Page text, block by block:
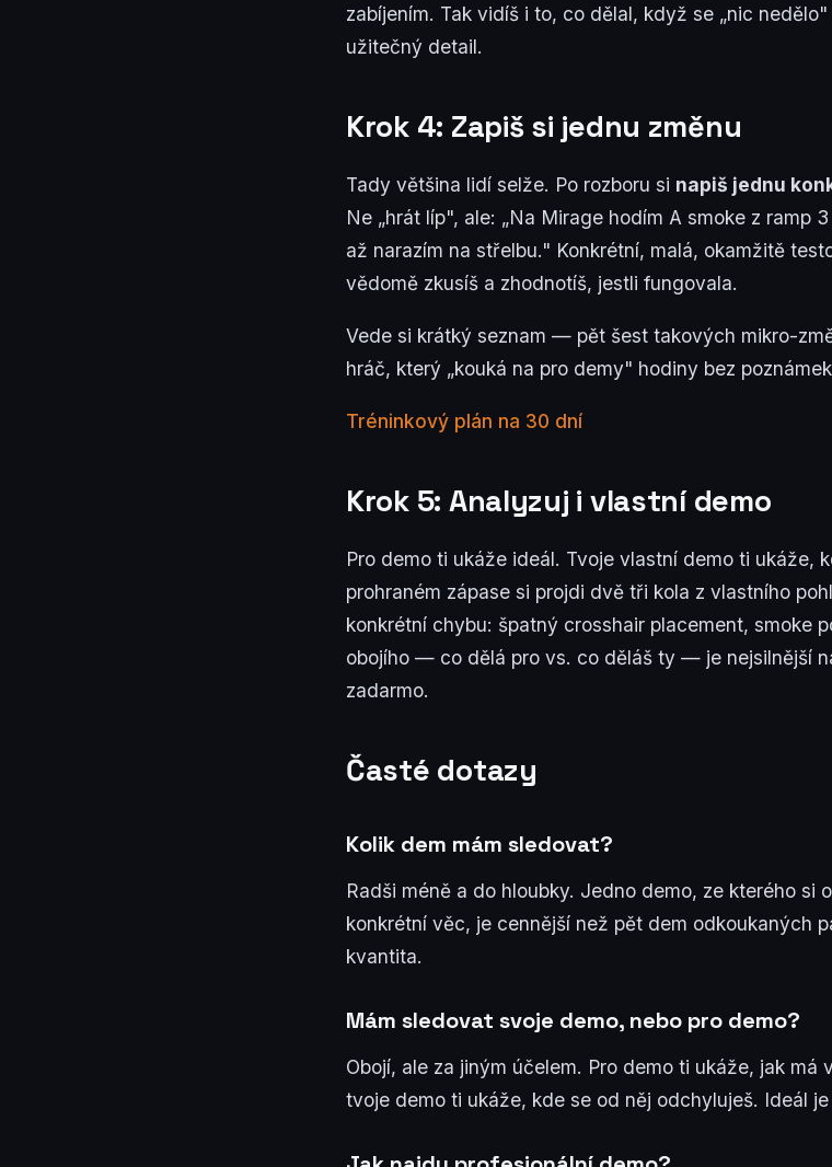
zabíjením. Tak vidíš i to, co dělal, když se „nic
užitečný detail.
Krok 4: Zapiš si jednu změnu
Tady většina lidí selže. Po rozboru si napiš jednu
Ne „hrát líp", ale: „Na Mirage hodím A smoke z ramp
až narazím na střelbu." Konkrétní, malá, okamžitě
vědomě zkusíš a zhodnotíš, jestli fungovala.
Vede si krátký seznam — pět šest takových mikro-
hráč, který „kouká na pro demy" hodiny bez
Tréninkový plán na 30 dní
Krok 5: Analyzuj i vlastní demo
Pro demo ti ukáže ideál. Tvoje vlastní demo ti ukáže,
prohraném zápase si projdi dvě tři kola z vlastního
konkrétní chybu: špatný crosshair placement, smoke
obojího — co dělá pro vs. co děláš ty — je nejsilnější
zadarmo.
Časté dotazy
Kolik dem mám sledovat?
Radši méně a do hloubky. Jedno demo, ze kterého si
konkrétní věc, je cennější než pět dem odkoukaných
kvantita.
Mám sledovat svoje demo, nebo pro demo?
Obojí, ale za jiným účelem. Pro demo ti ukáže, jak má
tvoje demo ti ukáže, kde se od něj odchyluješ. Ideál